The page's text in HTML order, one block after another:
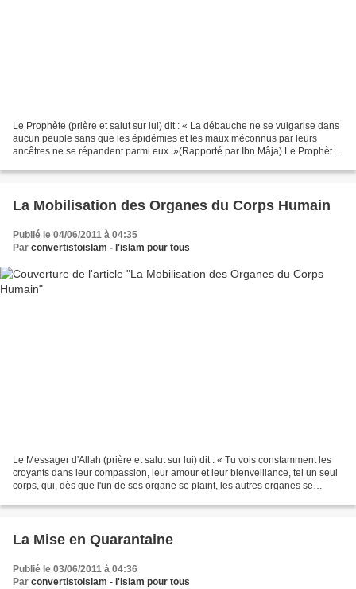
Le Prophète (prière et salut sur lui) dit : « La débauche ne se vulgarise dans
aucun peuple sans que les épidémies et les maux méconnus par leurs
ancêtres ne se répandent parmi eux. »(Rapporté par Ibn Mâja) Le Prophète
La Mobilisation des Organes du Corps Humain
Publié le 04/06/2011 à 04:35
Par convertistoislam - l'islam pour tous
Le Messager d'Allah (prière et salut sur lui) dit : « Tu vois constamment les
croyants dans leur compassion, leur amour et leur bienveillance, tel un seul
corps, qui, dès que l'un de ses organe se plaint, les autres organes se
La Mise en Quarantaine
Publié le 03/06/2011 à 04:36
Par convertistoislam - l'islam pour tous